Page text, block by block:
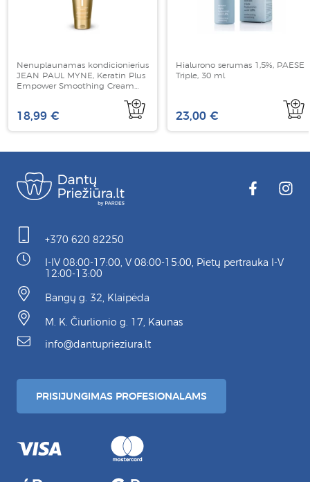
Nenuplaunamas kondicionierius
JEAN PAUL MYNE, Keratin Plus
Empower Smoothing Cream
18,99 €
Hialurono serumas 1,5%, PAESE
Triple, 30 ml
23,00 €
+370 620 82250
I-IV 08:00-17:00, V 08:00-15:00, Pietų pertrauka I-V
12:00-13:00
Bangų g. 32, Klaipėda
M. K. Čiurlionio g. 17, Kaunas
info@dantuprieziura.lt
PRISIJUNGIMAS PROFESIONALAMS